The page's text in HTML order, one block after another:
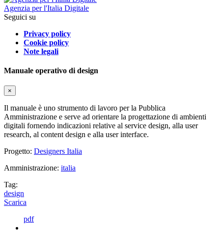
Agenzia per l'Italia Digitale
Seguici su
Privacy policy
Cookie policy
Note legali
Manuale operativo di design
×
Il manuale è uno strumento di lavoro per la Pubblica
Amministrazione e serve ad orientare la progettazione di ambienti
digitali fornendo indicazioni relative al service design, alla user
research, al content design e alla user interface.
Progetto: Designers Italia
Amministrazione: italia
Tag:
design
Scarica
pdf